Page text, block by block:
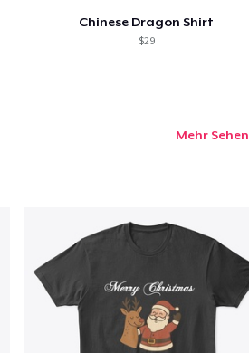
Chinese Dragon Shirt
$29
Mehr Sehen